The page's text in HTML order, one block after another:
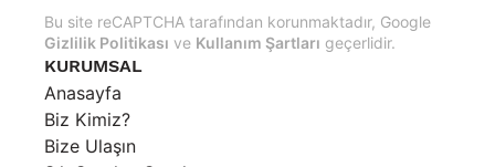
taşımayan kullanılmamış ve etiketi çıkarılmamış ürünler için,
teslimattan itibaren 3 iş günü içinde değişim talep
edebilirsiniz.
Destek: Değişim, soru ve talepleriniz için
hello@socialkrone.com
ulaşabilirsiniz.
KURUMSAL
Anasayfa
Biz Kimiz?
Bize Ulaşın
Bu site reCAPTCHA tarafından korunmaktadır, Google
Gizlilik Politikası ve Kullanım Şartları geçerlidir.